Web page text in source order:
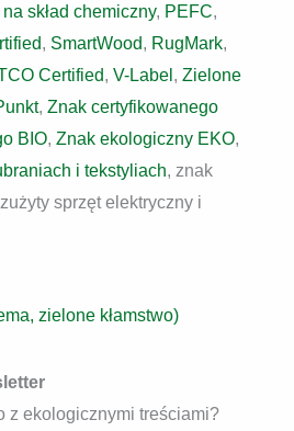
skład chemiczny, PEFC,
, SmartWood, RugMark,
Certified, V-Label , Zielone
, Znak certyfikowanego
BIO, Znak ekologiczny EKO,
i tekstyliach, znak
sprzęt elektryczny i
zielone kłamstwo)
z ekologicznymi treściami?